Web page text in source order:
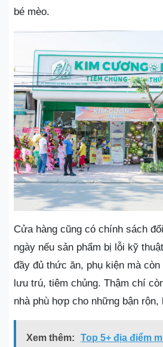
bé mèo.
Cửa hàng cũng có chính sách
ngày nếu sản phẩm bị lỗi kỹ
đầy đủ thức ăn, phụ kiện mà
lưu trú, tiêm chủng. Thậm chí
nhà phù hợp cho những bận rộn,
Xem thêm:
Top 5+ địa điểm